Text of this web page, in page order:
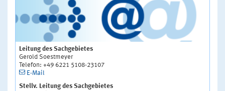
Leitung des Sachgebietes
Gerold Soestmeyer
Telefon: +49 6221 5108-23107
E-Mail
Stellv. Leitung des Sachgebietes